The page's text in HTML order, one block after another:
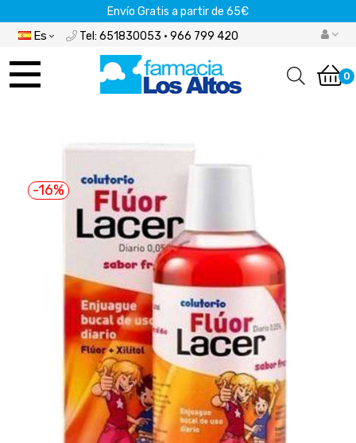
Envío Gratis a partir de 65€
Es Tel: 651830053 · 966 799 420
Navegación 0
-16%